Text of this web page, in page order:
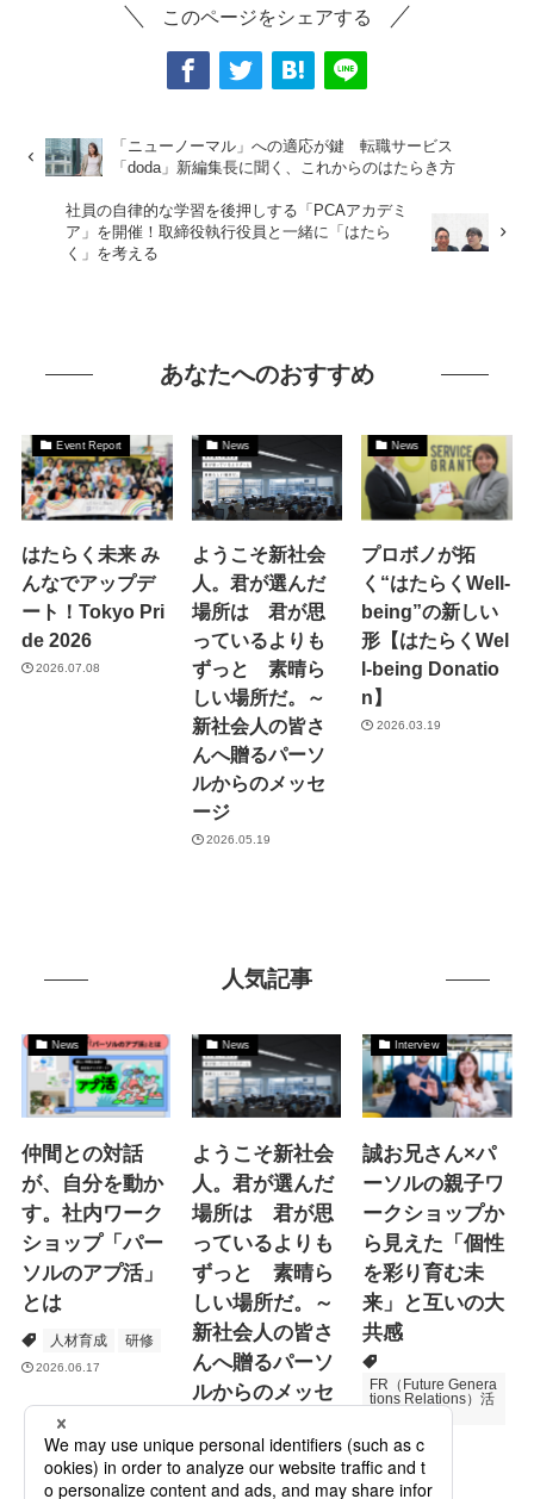
このページをシェアする
「ニューノーマル」への適応が鍵 転職サービス
「doda」新編集長に聞く、これからのはたらき方
社員の自律的な学習を後押しする「PCAアカデミ
ア」を開催！取締役執行役員と一緒に「はたら
く」を考える
あなたへのおすすめ
Event Report
はたらく未来 み
んなでアップデ
ート！Tokyo Pri
de 2026
2026.07.08
News
ようこそ新社会
人。君が選んだ
場所は 君が思
っているよりも
ずっと 素晴ら
しい場所だ。～
新社会人の皆さ
んへ贈るパーソ
ルからのメッセ
ージ
2026.05.19
News
プロボノが拓
く“はたらくWell-
being”の新しい
形【はたらくWel
l-being Donatio
n】
2026.03.19
人気記事
News
仲間との対話
が、自分を動か
す。社内ワーク
ショップ「パー
ソルのアプ活」
とは
人材育成 研修
2026.06.17
News
ようこそ新社会
人。君が選んだ
場所は 君が思
っているよりも
ずっと 素晴ら
しい場所だ。～
新社会人の皆さ
んへ贈るパーソ
ルからのメッセ
Specialized Servic
es
Interview
誠お兄さん×パ
ーソルの親子ワ
ークショップか
ら見えた「個性
を彩り育む未
来」と互いの大
共感
FR（Future Genera
tions Relations）活
次世代育成
2026.06.16